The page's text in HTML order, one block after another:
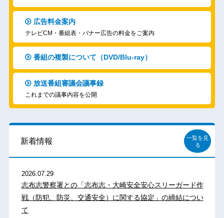
広告料金案内
テレビCM・番組表・バナー広告の料金をご案内
番組の複製について（DVD/Blu-ray）
放送番組審議会議事録
これまでの議事内容を公開
新着情報
一覧を見
る
2026.07.29
志布志警察署との「志布志・大崎安全安心スリーガード作
戦（防犯、防災、交通安全）に関する協定」の締結につい
て